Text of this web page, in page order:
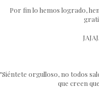
Por fin lo hemos logrado,
"Siéntete orgulloso, no todos
que creen